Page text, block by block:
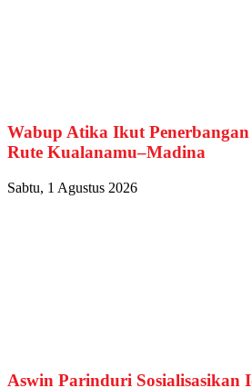
Wabup Atika Ikut
Rute Kualanamu–Madina
Sabtu, 1 Agustus 2026
Aswin Parinduri Sosialisasikan